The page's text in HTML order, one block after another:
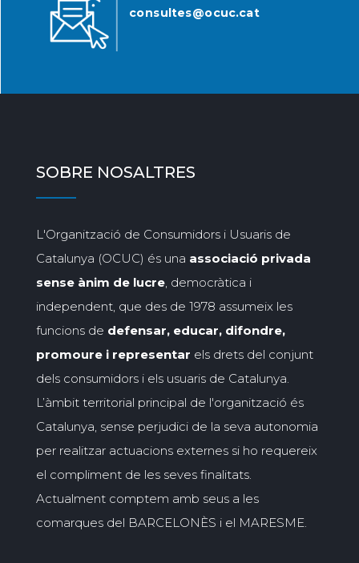
consultes@ocuc.cat
SOBRE NOSALTRES
L'Organització de Consumidors i Usuaris de
Catalunya (OCUC) és una associació privada
sense ànim de lucre, democràtica i
independent, que des de 1978 assumeix les
funcions de defensar, educar, difondre,
promoure i representar els drets del conjunt
dels consumidors i els usuaris de Catalunya.
L’àmbit territorial principal de l'organització és
Catalunya, sense perjudici de la seva autonomia
per realitzar actuacions externes si ho requereix
el compliment de les seves finalitats.
Actualment comptem amb seus a les
comarques del BARCELONÈS i el MARESME.